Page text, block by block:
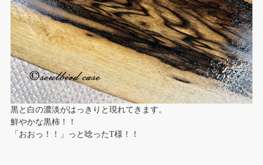
黒と白の濃淡がはっきりと現れてきます。
鮮やかな黒柿！！
「おおっ！！」っと唸ったT様！！